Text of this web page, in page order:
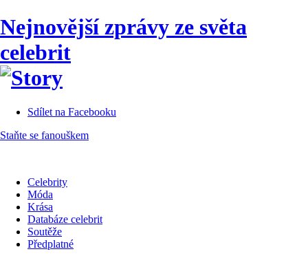
Nejnovější zprávy ze světa
celebrit
Sdílet na Facebooku
Staňte se fanouškem
Celebrity
Móda
Krása
Databáze celebrit
Soutěže
Předplatné